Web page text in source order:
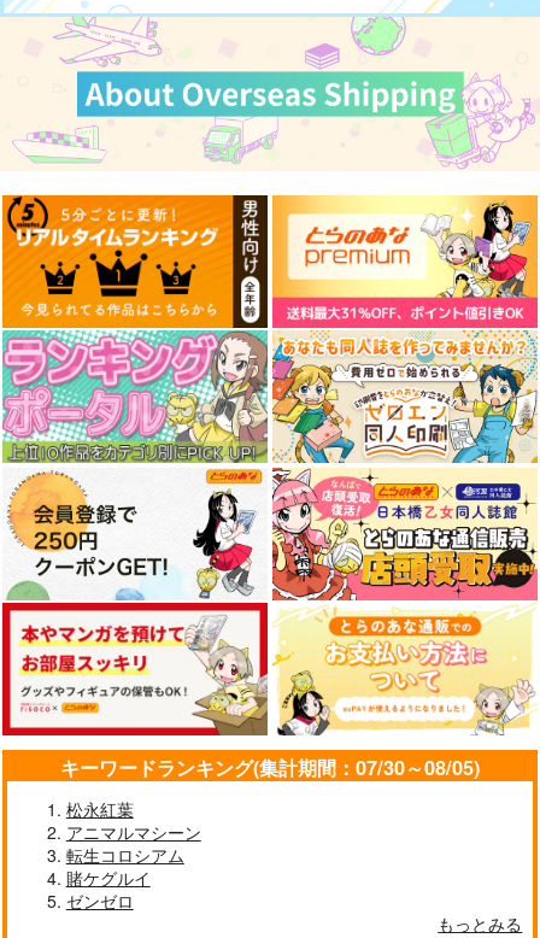
キーワードランキング(集計期間：07/30～08/05)
松永紅葉
アニマルマシーン
転生コロシアム
賭ケグルイ
ゼンゼロ
もっとみる